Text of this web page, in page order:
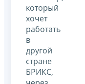
который
хочет
работать
в
другой
стране
БРИКС,